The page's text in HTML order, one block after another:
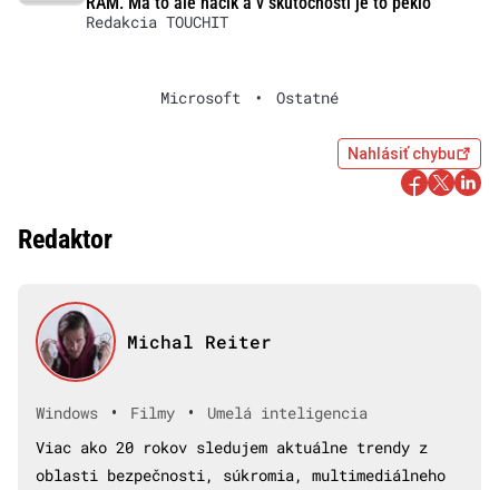
Redakcia TOUCHIT
Microsoft • Ostatné
Nahlásiť chybu
Redaktor
Michal Reiter
Windows • Filmy •
Umelá inteligencia
Viac ako 20 rokov sledujem aktuálne trendy z
oblasti bezpečnosti, súkromia, multimediálneho